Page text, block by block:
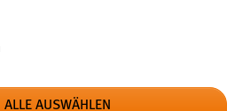
ALLE AUSWÄHLEN